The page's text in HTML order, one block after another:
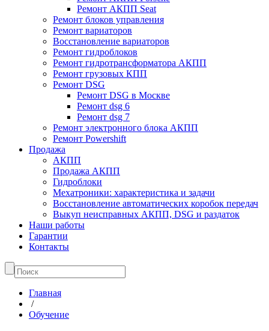
Ремонт АКПП Seat
Ремонт блоков управления
Ремонт вариаторов
Восстановление вариаторов
Ремонт гидроблоков
Ремонт гидротрансформатора АКПП
Ремонт грузовых КПП
Ремонт DSG
Ремонт DSG в Москве
Ремонт dsg 6
Ремонт dsg 7
Ремонт электронного блока АКПП
Ремонт Powershift
Продажа
АКПП
Продажа АКПП
Гидроблоки
Мехатроники: характеристика и задачи
Восстановление автоматических коробок передач
Выкуп неисправных АКПП, DSG и раздаток
Наши работы
Гарантии
Контакты
Главная
/
Обучение